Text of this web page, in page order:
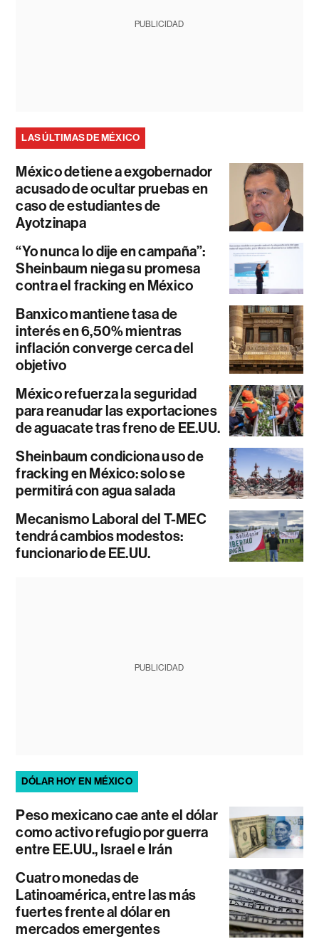
PUBLICIDAD
LAS ÚLTIMAS DE MÉXICO
México detiene a exgobernador
acusado de ocultar pruebas en
caso de estudiantes de
Ayotzinapa
“Yo nunca lo dije en campaña”:
Sheinbaum niega su promesa
contra el fracking en México
Banxico mantiene tasa de
interés en 6,50% mientras
inflación converge cerca del
objetivo
México refuerza la seguridad
para reanudar las exportaciones
de aguacate tras freno de EE.UU.
Sheinbaum condiciona uso de
fracking en México: solo se
permitirá con agua salada
Mecanismo Laboral del T-MEC
tendrá cambios modestos:
funcionario de EE.UU.
PUBLICIDAD
DÓLAR HOY EN MÉXICO
Peso mexicano cae ante el dólar
como activo refugio por guerra
entre EE.UU., Israel e Irán
Cuatro monedas de
Latinoamérica, entre las más
fuertes frente al dólar en
mercados emergentes